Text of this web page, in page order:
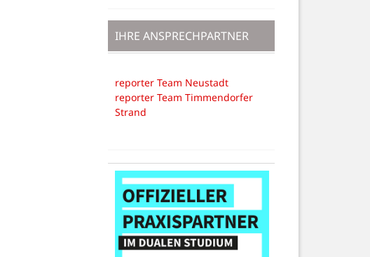
IHRE ANSPRECHPARTNER
reporter Team Neustadt
reporter Team Timmendorfer
Strand